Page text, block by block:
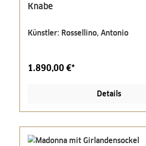
Knabe
Künstler: Rossellino, Antonio
1.890,00 €*
Details